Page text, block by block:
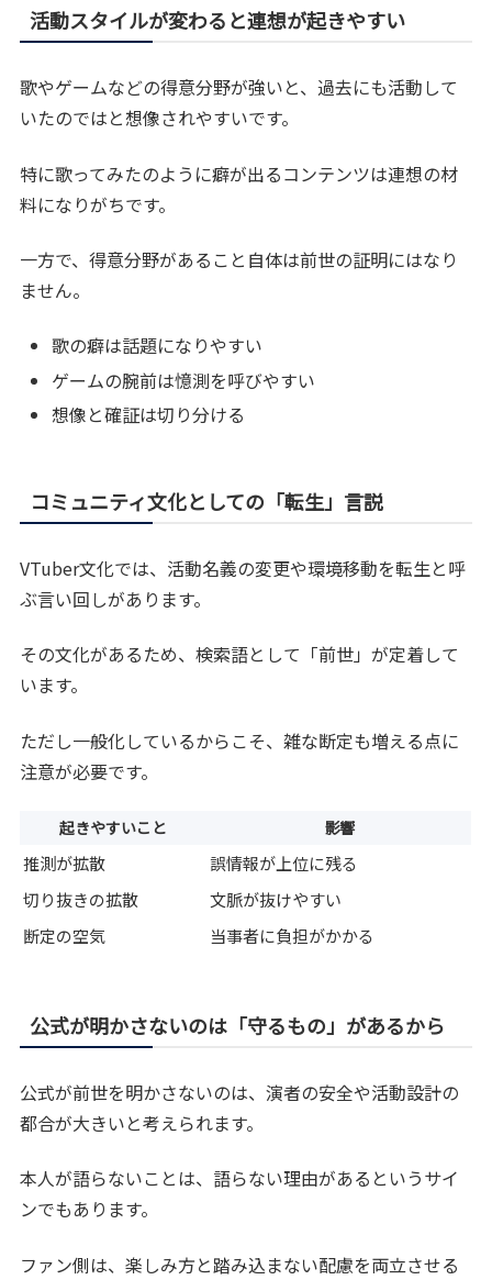
活動スタイルが変わると連想が起きやすい
歌やゲームなどの得意分野が強いと、過去にも活動して
いたのではと想像されやすいです。
特に歌ってみたのように癖が出るコンテンツは連想の材
料になりがちです。
一方で、得意分野があること自体は前世の証明にはなり
ません。
歌の癖は話題になりやすい
ゲームの腕前は憶測を呼びやすい
想像と確証は切り分ける
コミュニティ文化としての「転生」言説
VTuber文化では、活動名義の変更や環境移動を転生と呼
ぶ言い回しがあります。
その文化があるため、検索語として「前世」が定着して
います。
ただし一般化しているからこそ、雑な断定も増える点に
注意が必要です。
起きやすいこと 影響
推測が拡散
誤情報が上位に残る
切り抜きの拡散
文脈が抜けやすい
断定の空気
当事者に負担がかかる
公式が明かさないのは「守るもの」があるから
公式が前世を明かさないのは、演者の安全や活動設計の
都合が大きいと考えられます。
本人が語らないことは、語らない理由があるというサイ
ンでもあります。
ファン側は、楽しみ方と踏み込まない配慮を両立させる